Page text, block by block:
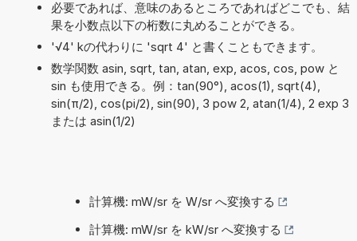
必要であれば、意味のあるところであればどこでも、結
果を小数点以下の桁数に丸めることができる。
'√4' kの代わりに 'sqrt 4' と書くこともできます。
数学関数 asin, sqrt, tan, atan, exp, acos, cos, pow と
sin も使用できる。例：tan(90°), acos(1), sqrt(4),
sin(π/2), cos(pi/2), sin(90), 3 pow 2, atan(1/4), 2 exp 3
または asin(1/2)
計算機: mW/sr を W/sr へ変換する
計算機: mW/sr を kW/sr へ変換する